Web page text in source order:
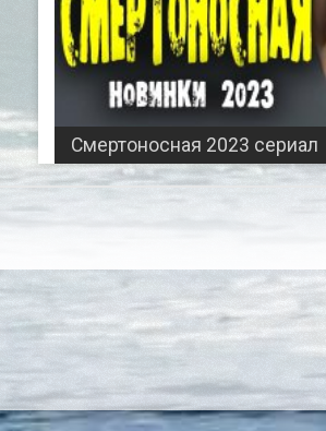
Смертоносная 2023 сериал